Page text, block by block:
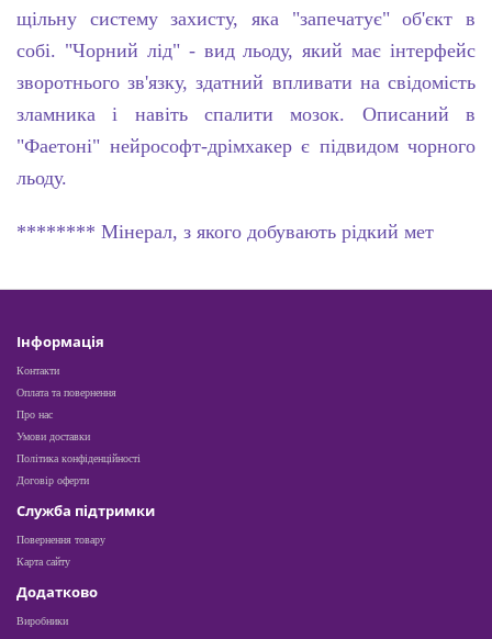
щільну системузахисту, яка "запечатує" об'єкт в
собі. "Чорний лід" - вид льоду, який має інтерфейс
зворотнього зв'язку, здатний впливати на свідомість
зламника і навіть спалити мозок. Описаний в
"Фаетоні" нейрософт-дрімхакер є підвидом чорного
льоду.
******** Мінерал, з якого добувають рідкий мет
Інформація
Контакти
Оплата та повернення
Про нас
Умови доставки
Політика конфіденційності
Договір оферти
Служба підтримки
Повернення товару
Карта сайту
Додатково
Виробники